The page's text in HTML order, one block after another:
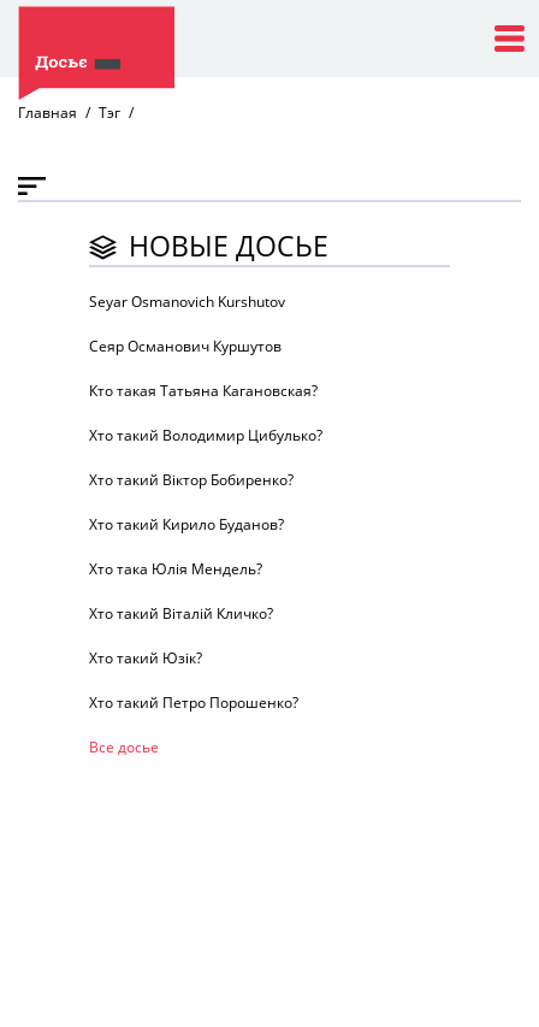
Главная Тэг
НОВЫЕ ДОСЬЕ
Seyar Osmanovich Kurshutov
Сеяр Османович Куршутов
Кто такая Татьяна Кагановская?
Хто такий Володимир Цибулько?
Хто такий Віктор Бобиренко?
Хто такий Кирило Буданов?
Хто така Юлія Мендель?
Хто такий Віталій Кличко?
Хто такий Юзік?
Хто такий Петро Порошенко?
Все досье